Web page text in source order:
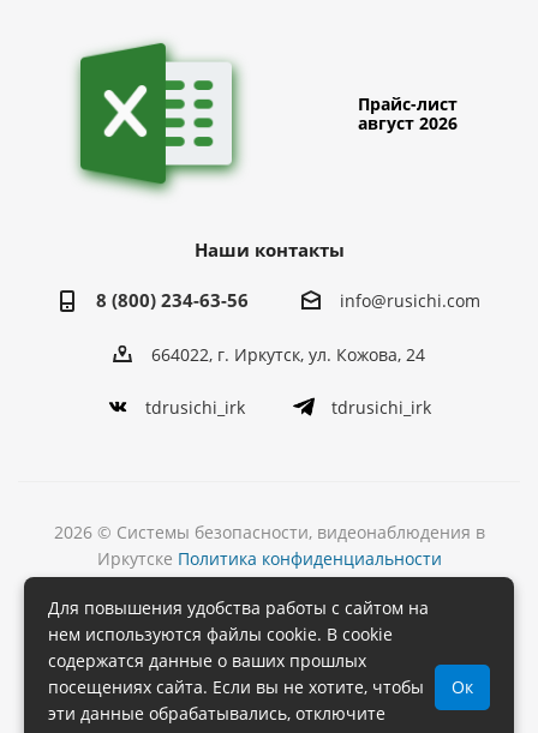
Прайс-лист
август 2026
Наши контакты
8 (800) 234-63-56 info@rusichi.com
664022, г. Иркутск, ул. Кожова, 24
tdrusichi_irk tdrusichi_irk
2026 © Системы безопасности, видеонаблюдения в
Иркутске Политика конфиденциальности
Разработка
и поддержка сайта
Для повышения удобства работы с сайтом на
нем используются файлы cookie. В cookie
содержатся данные о ваших прошлых
посещениях сайта. Если вы не хотите, чтобы
эти данные обрабатывались, отключите
Ок